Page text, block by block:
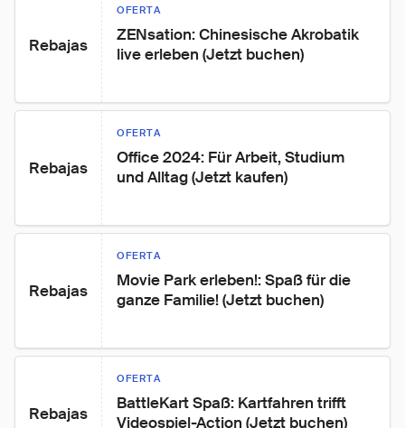
Rebajas
OFERTA
ZENsation: Chinesische Akrobatik
live erleben (Jetzt buchen)
Rebajas
OFERTA
Office 2024: Für Arbeit, Studium
und Alltag (Jetzt kaufen)
Rebajas
OFERTA
Movie Park erleben!: Spaß für die
ganze Familie! (Jetzt buchen)
Rebajas
OFERTA
BattleKart Spaß: Kartfahren trifft
Videospiel-Action (Jetzt buchen)